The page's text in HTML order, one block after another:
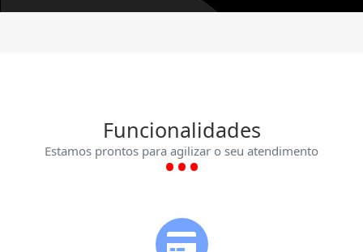
Funcionalidades
Estamos prontos para agilizar o seu atendimento